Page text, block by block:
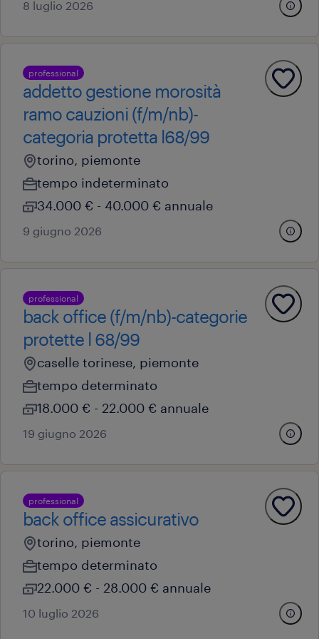
8 luglio 2026
professional
addetto gestione morosità
ramo cauzioni (f/m/nb)-
categoria protetta l68/99
torino, piemonte
tempo indeterminato
34.000 € - 40.000 € annuale
9 giugno 2026
professional
back office (f/m/nb)-categorie
protette l 68/99
caselle torinese, piemonte
tempo determinato
18.000 € - 22.000 € annuale
19 giugno 2026
professional
back office assicurativo
torino, piemonte
tempo determinato
22.000 € - 28.000 € annuale
10 luglio 2026